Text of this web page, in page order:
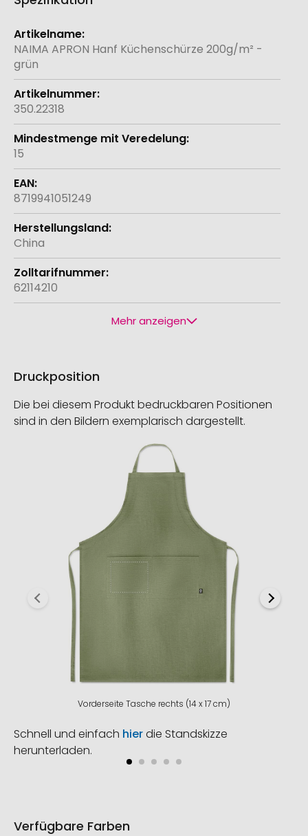
Weitere
Informationen
NAIMA APRON Hanf Küchenschürze 200g/m² -
grün
350.22318
15
8719941051249
China
62114210
Mehr anzeigen
Druckposition
Die bei diesem Produkt bedruckbaren Positionen
sind in den Bildern exemplarisch dargestellt.
Vorderseite Tasche rechts (14 x 17 cm)
Schnell und einfach hierdie Standskizze
herunterladen.
Verfügbare Farben